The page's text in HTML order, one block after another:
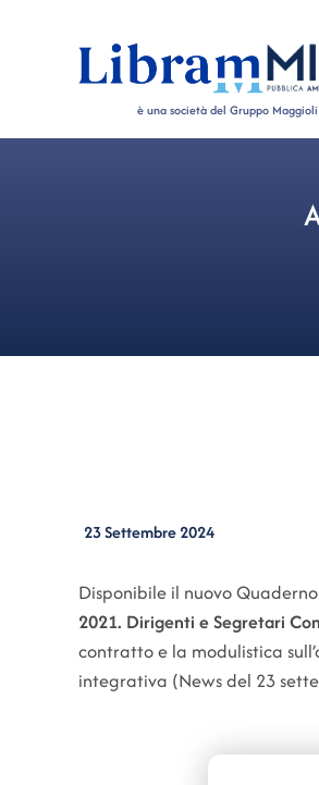
è una società del Gruppo Maggioli
23 Settembre 2024
Disponibile il nuovo
2021. Dirigenti e Segretari
contratto e la modulistica
integrativa (News del 23